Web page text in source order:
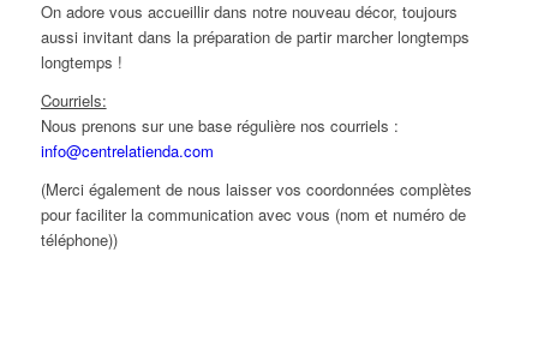
On adore vous accueillir dans notre nouveau décor, toujours
aussi invitant dans la préparation de partir marcher longtemps
longtemps !
Courriels:
Nous prenons sur une base régulière nos courriels :
info@centrelatienda.com
(Merci également de nous laisser vos coordonnées complètes
pour faciliter la communication avec vous (nom et numéro de
téléphone))